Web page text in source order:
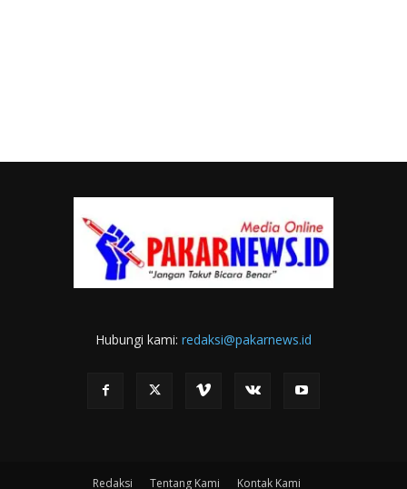
Hubungi kami: redaksi@pakarnews.id
Redaksi Tentang Kami Kontak Kami